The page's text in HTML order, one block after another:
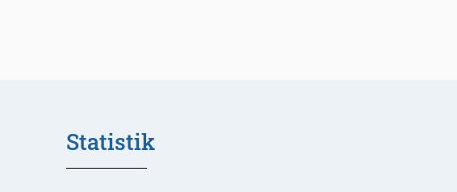
Statistik